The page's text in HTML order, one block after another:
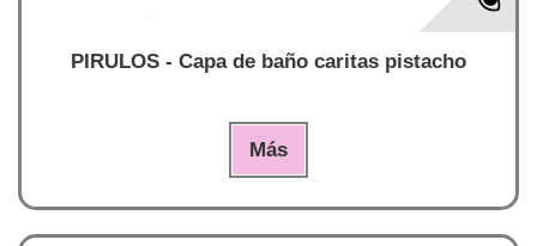
PIRULOS - Capa de baño caritas pistacho
Más